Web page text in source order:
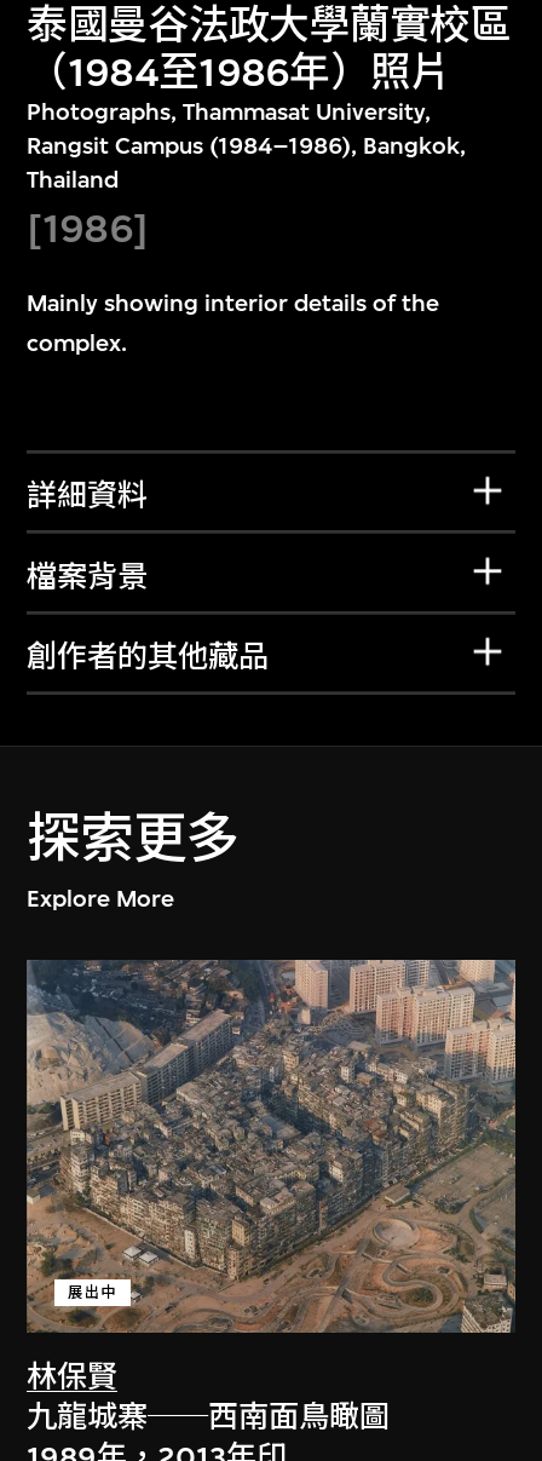
泰國曼谷法政大學蘭實校區
（1984至1986年）照片
Photographs, Thammasat University,
Rangsit Campus (1984–1986), Bangkok,
Thailand
[1986]
Mainly showing interior details of the
complex.
詳細資料
檔案背景
創作者的其他藏品
探索更多
Explore More
林保賢
展出中
九龍城寨──西南面鳥瞰圖